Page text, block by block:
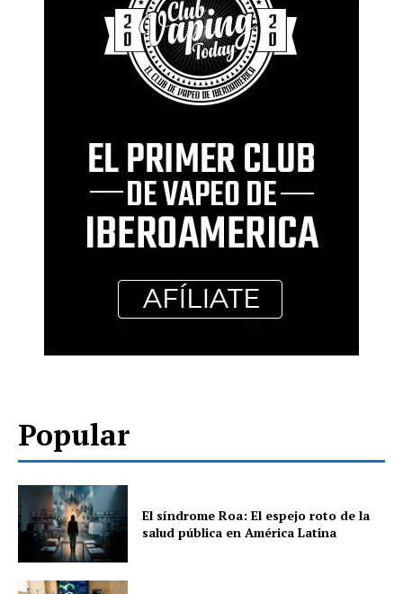
Popular
El síndrome Roa: El espejo roto de la
salud pública en América Latina